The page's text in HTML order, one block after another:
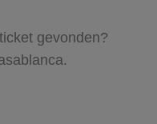
gevonden?